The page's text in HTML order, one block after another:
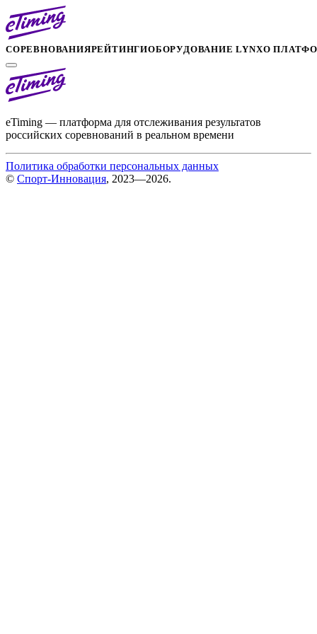
СОРЕВНОВАНИЯРЕЙТИНГИОБОРУДОВАНИЕ LYNXО
eTiming — платформа для отслеживания результатов
российских соревнований в реальном времени
Политика обработки персональных данных
© Спорт-Инновация, 2023—2026.